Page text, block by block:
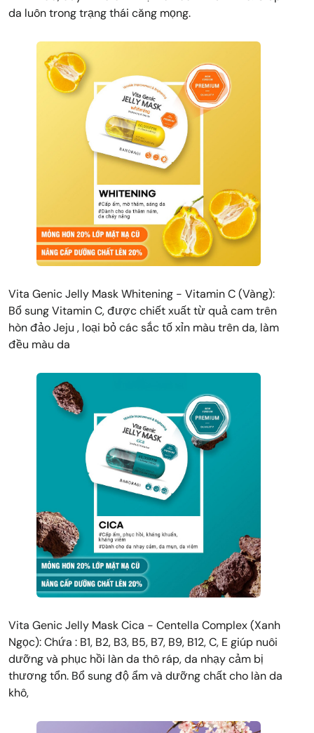
da luôn trong trạng thái căng mọng.
Vita Genic Jelly Mask Whitening - Vitamin C (Vàng):
Bổ sung Vitamin C, được chiết xuất từ quả cam trên
hòn đảo Jeju , loại bỏ các sắc tố xỉn màu trên da, làm
đều màu da
Vita Genic Jelly Mask Cica - Centella Complex (Xanh
Ngọc): Chứa : B1, B2, B3, B5, B7, B9, B12, C, E giúp nuôi
dưỡng và phục hồi làn da thô ráp, da nhạy cảm bị
thương tổn. Bổ sung độ ẩm và dưỡng chất cho làn da
khô,